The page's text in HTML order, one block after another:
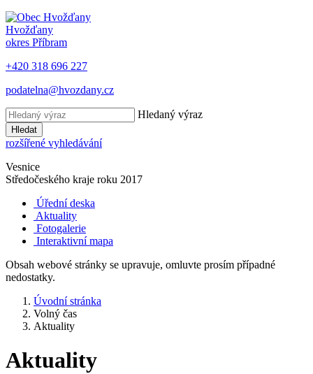
Hvožďany
okres Příbram
+420 318 696 227
podatelna@hvozdany.cz
Hledaný výraz
Hledat
rozšířené vyhledávání
Vesnice
Středočeského kraje roku 2017
Úřední deska
Aktuality
Fotogalerie
Interaktivní mapa
Obsah webové stránky se upravuje, omluvte prosím případné
nedostatky.
Úvodní stránka
Volný čas
Aktuality
Aktuality